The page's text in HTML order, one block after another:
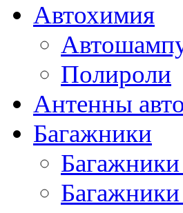
Автохимия
Полироли
Антенны
Багажники